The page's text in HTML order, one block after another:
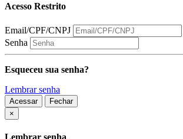
Acesso Restrito
Email/CPF/CNPJ
Senha
Esqueceu sua senha?
Lembrar senha
Acessar
Fechar
×
Lembrar senha